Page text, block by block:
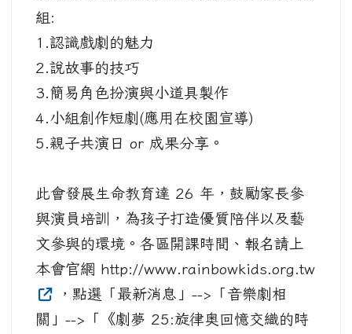
組:
1.認識戲劇的魅力
2.說故事的技巧
3.簡易角色扮演與小道具製作
4.小組創作短劇(應用在校園宣導)
5.親子共演日 or 成果分享。
此會發展生命教育達 26 年，鼓勵家長參
與演員培訓，為孩子打造優質陪伴以及藝
文參與的環境。各區開課時間、報名請上
本會官網 http://www.rainbowkids.org.tw
，點選「最新消息」-->「音樂劇相
關」-->「《劇夢 25:旋律奥回憶交織的時